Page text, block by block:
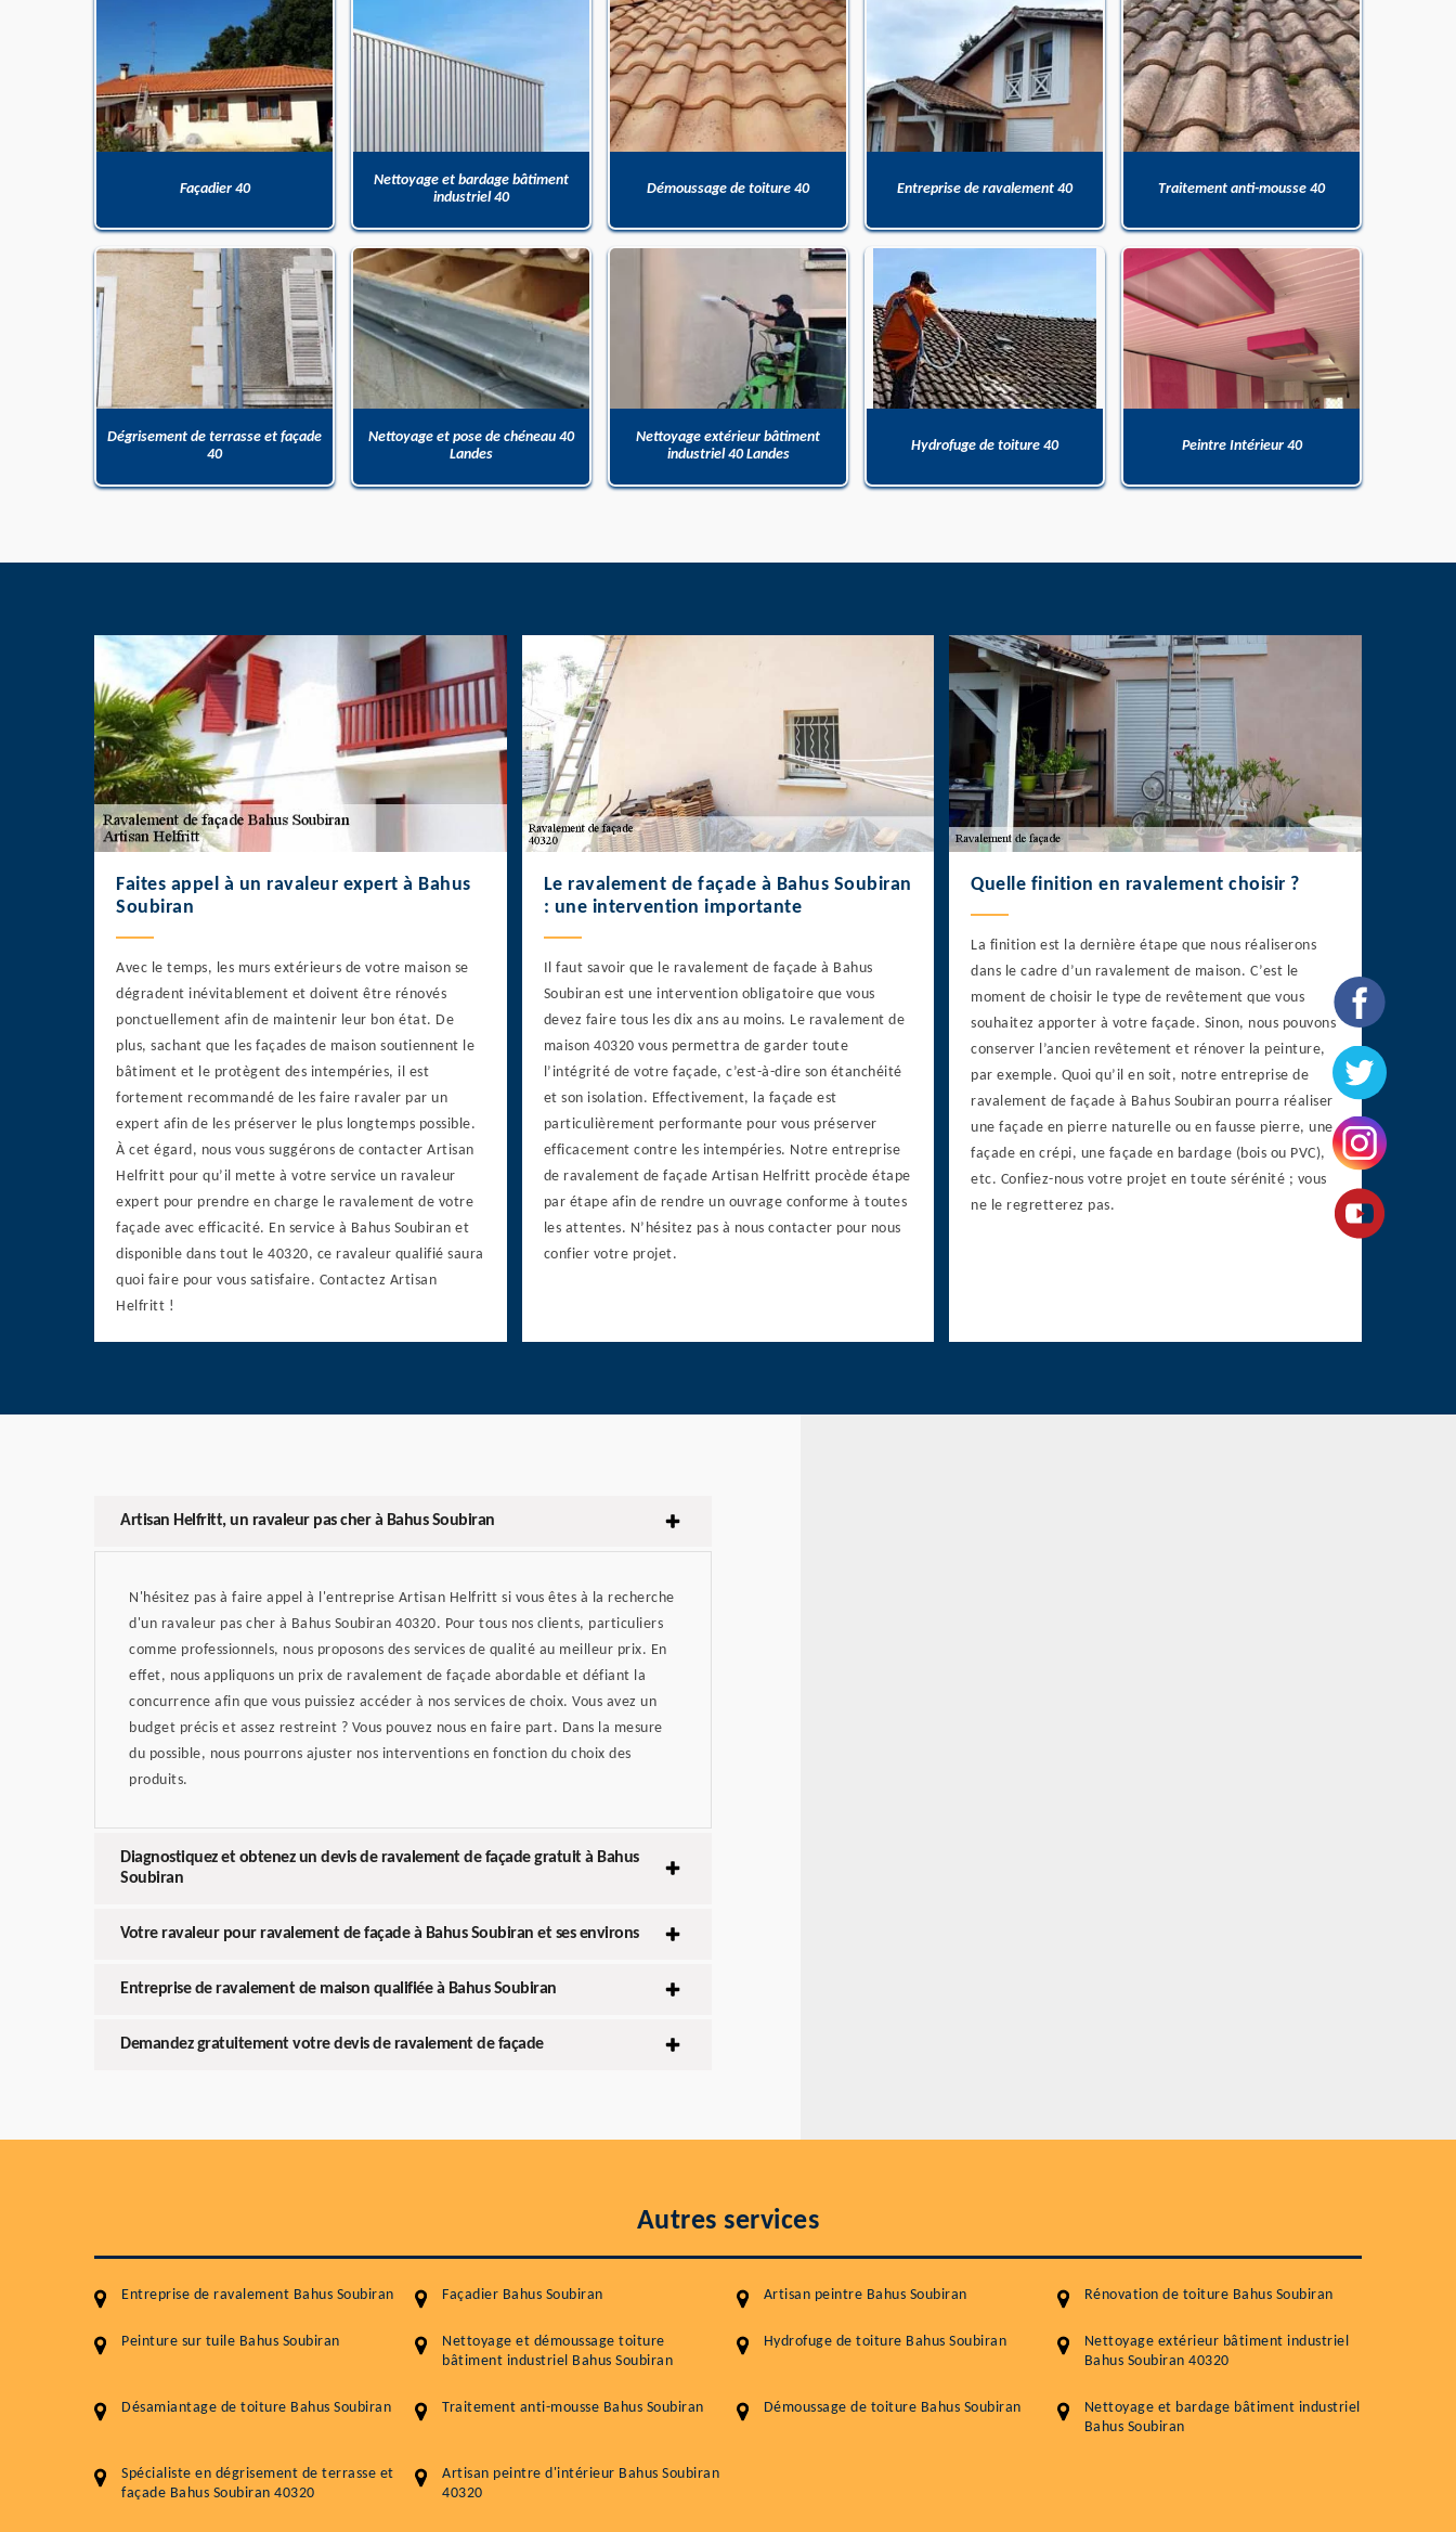
Façadier 40
Nettoyage et bardage bâtiment
industriel 40
Démoussage de toiture 40 Entreprise de ravalement 40 Traitement anti-mousse 40
Dégrisement de terrasse et façade
40
Nettoyage et pose de chéneau 40
Landes
Nettoyage extérieur bâtiment
industriel 40 Landes
Hydrofuge de toiture 40 Peintre Intérieur 40
Faites appel à un ravaleur expert à Bahus
Soubiran
Avec le temps, les murs extérieurs de votre maison se
dégradent inévitablement et doivent être rénovés
ponctuellement afin de maintenir leur bon état. De
plus, sachant que les façades de maison soutiennent le
bâtiment et le protègent des intempéries, il est
fortement recommandé de les faire ravaler par un
expert afin de les préserver le plus longtemps possible.
À cet égard, nous vous suggérons de contacter Artisan
Helfritt pour qu’il mette à votre service un ravaleur
expert pour prendre en charge le ravalement de votre
façade avec efficacité. En service à Bahus Soubiran et
disponible dans tout le 40320, ce ravaleur qualifié saura
quoi faire pour vous satisfaire. Contactez Artisan
Helfritt !
Le ravalement de façade à Bahus Soubiran
: une intervention importante
Il faut savoir que le ravalement de façade à Bahus
Soubiran est une intervention obligatoire que vous
devez faire tous les dix ans au moins. Le ravalement de
maison 40320 vous permettra de garder toute
l’intégrité de votre façade, c’est-à-dire son étanchéité
et son isolation. Effectivement, la façade est
particulièrement performante pour vous préserver
efficacement contre les intempéries. Notre entreprise
de ravalement de façade Artisan Helfritt procède étape
par étape afin de rendre un ouvrage conforme à toutes
les attentes. N’hésitez pas à nous contacter pour nous
confier votre projet.
Quelle finition en ravalement choisir ?
La finition est la dernière étape que nous réaliserons
dans le cadre d’un ravalement de maison. C’est le
moment de choisir le type de revêtement que vous
souhaitez apporter à votre façade. Sinon, nous pouvons
conserver l’ancien revêtement et rénover la peinture,
par exemple. Quoi qu’il en soit, notre entreprise de
ravalement de façade à Bahus Soubiran pourra réaliser
une façade en pierre naturelle ou en fausse pierre, une
façade en crépi, une façade en bardage (bois ou PVC),
etc. Confiez-nous votre projet en toute sérénité ; vous
ne le regretterez pas.
Artisan Helfritt, un ravaleur pas cher à Bahus Soubiran
N'hésitez pas à faire appel à l'entreprise Artisan Helfritt si vous êtes à la recherche
d'un ravaleur pas cher à Bahus Soubiran 40320. Pour tous nos clients, particuliers
comme professionnels, nous proposons des services de qualité au meilleur prix. En
effet, nous appliquons un prix de ravalement de façade abordable et défiant la
concurrence afin que vous puissiez accéder à nos services de choix. Vous avez un
budget précis et assez restreint ? Vous pouvez nous en faire part. Dans la mesure
du possible, nous pourrons ajuster nos interventions en fonction du choix des
produits.
Diagnostiquez et obtenez un devis de ravalement de façade gratuit à Bahus
Soubiran
Votre ravaleur pour ravalement de façade à Bahus Soubiran et ses environs
Entreprise de ravalement de maison qualifiée à Bahus Soubiran
Demandez gratuitement votre devis de ravalement de façade
Autres services
Entreprise de ravalement Bahus Soubiran Façadier Bahus Soubiran Artisan peintre Bahus Soubiran Rénovation de toiture Bahus Soubiran
Peinture sur tuile Bahus Soubiran
Nettoyage et démoussage toiture
bâtiment industriel Bahus Soubiran
Hydrofuge de toiture Bahus Soubiran
Nettoyage extérieur bâtiment industriel
Bahus Soubiran 40320
Désamiantage de toiture Bahus Soubiran Traitement anti-mousse Bahus Soubiran Démoussage de toiture Bahus Soubiran
Nettoyage et bardage bâtiment industriel
Bahus Soubiran
Spécialiste en dégrisement de terrasse et
façade Bahus Soubiran 40320
Artisan peintre d'intérieur Bahus Soubiran
40320
Matériaux de qualité
05 33 06 15 63
76 chemin de la Source 40180